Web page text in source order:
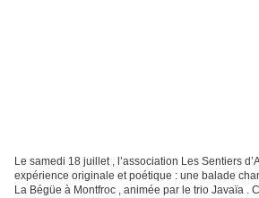
Le samedi 18 juillet , l’association Les Sentiers
expérience originale et poétique : une balade
La Bégüe à Montfroc , animée par le trio Javaïa .